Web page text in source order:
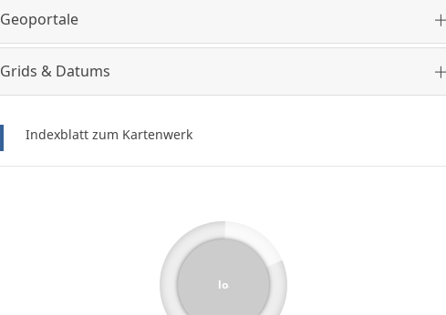
Geoportale
Grids & Datums
Indexblatt zum Kartenwerk
loading...